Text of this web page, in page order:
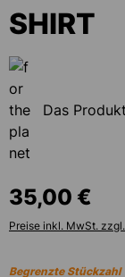
SHIRT
Das
35,00 €
Preise inkl. MwSt.
Begrenzte Stückzahl